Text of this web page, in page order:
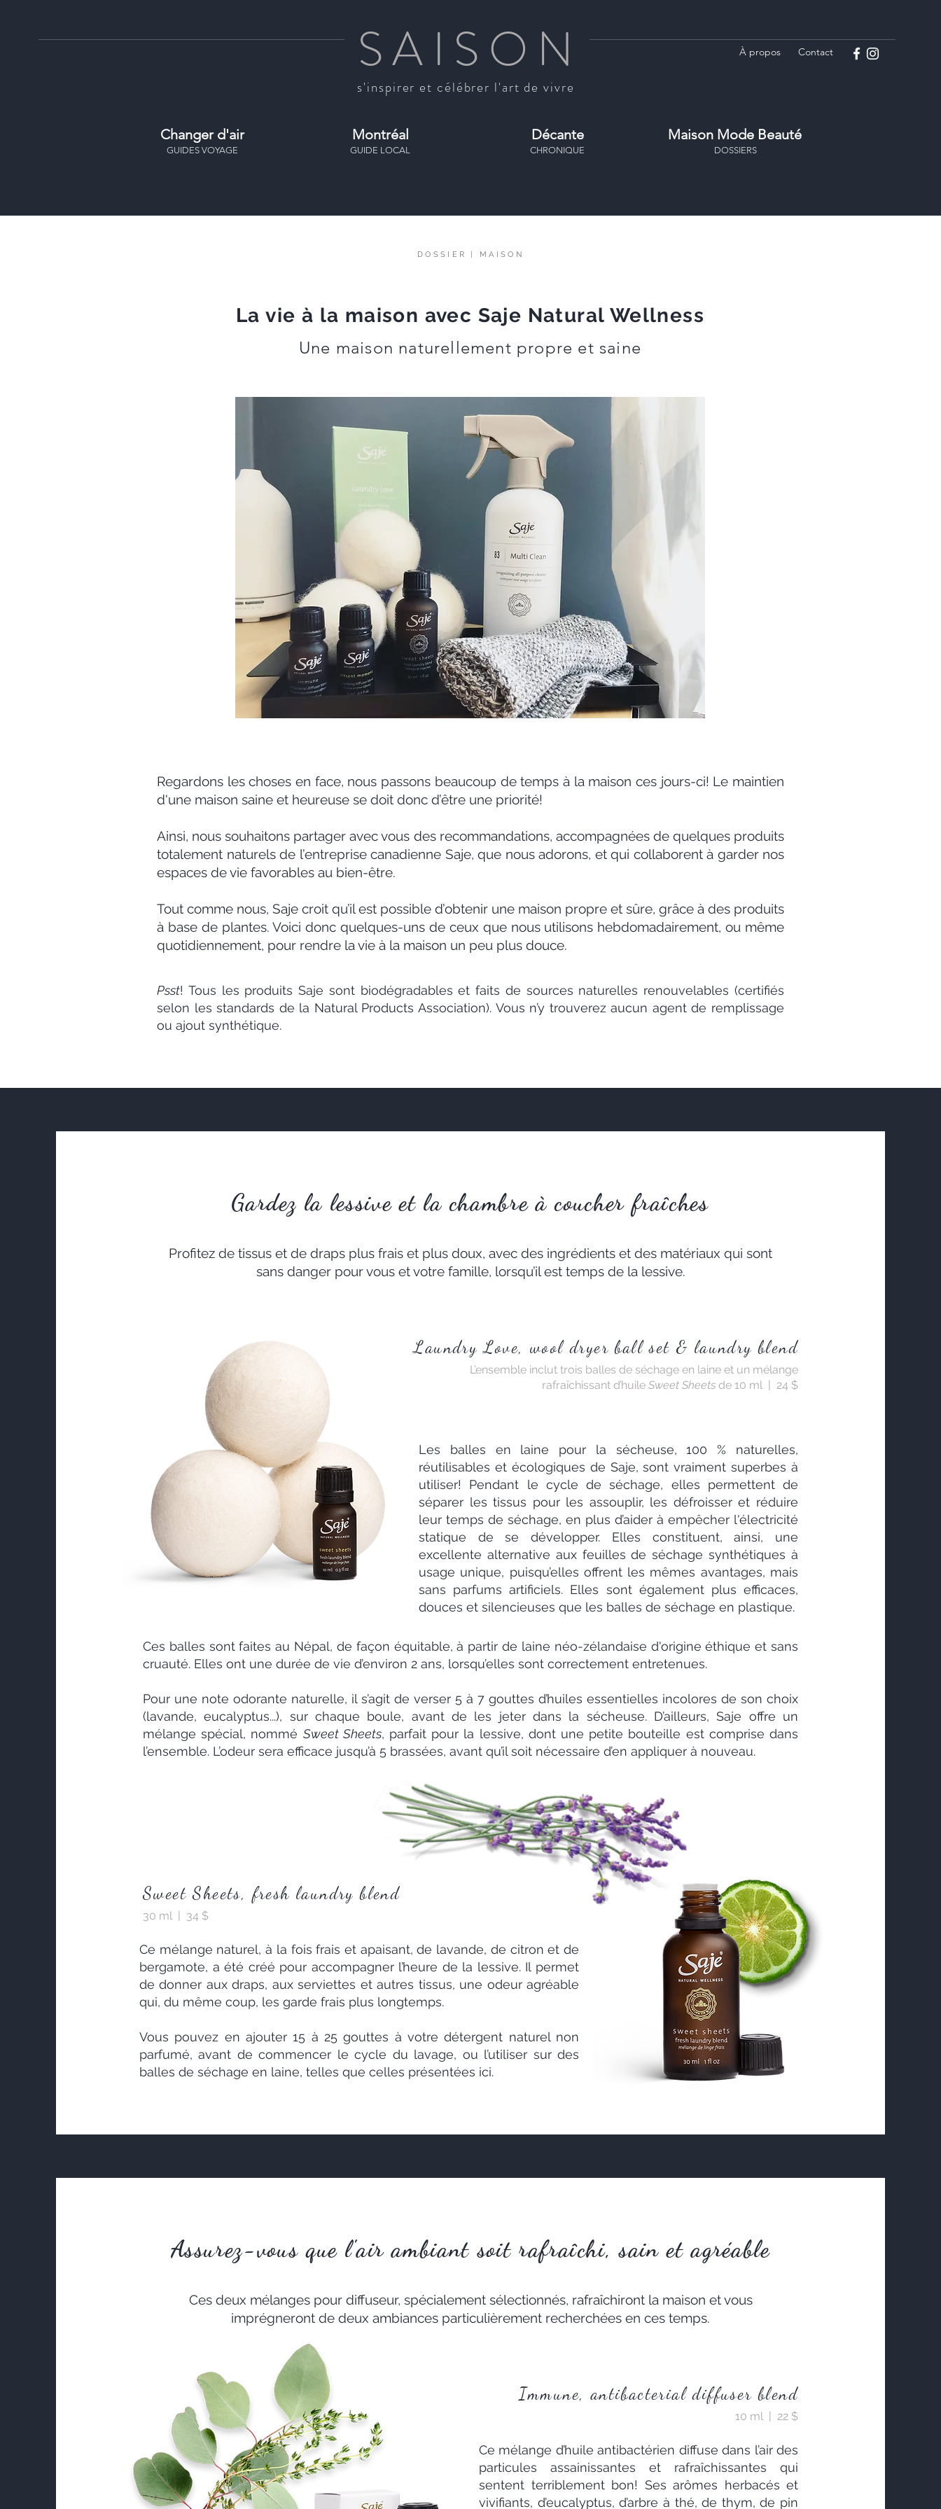
SAISO N
s'inspirer et célébrer l'art de vivre
À propos Contact
Changer d'air Montréal Décante Maison Mode Beauté
DOSSIERS
CHRONIQUE
GUIDE LOCAL
GUIDES VOYAGE
DOSSIER | MAISON
La vie à la maison avec Saje Natural Wellness
Une maison naturellement propre et saine
Regardons les choses en face, nous passons beaucoup de temps à la maison ces jours-ci! Le maintien
d'une maison saine et heureuse se doit donc d’être une priorité!
Ainsi, nous souhaitons partager avec vous des recommandations, accompagnées de quelques produits
totalement naturels de l’entreprise canadienne Saje, que nous adorons, et qui collaborent à garder nos
espaces de vie favorables au bien-être.
Tout comme nous, Saje croit qu’il est possible d’obtenir une maison propre et sûre, grâce à des produits
à base de plantes. Voici donc quelques-uns de ceux que nous utilisons hebdomadairement, ou même
quotidiennement, pour rendre la vie à la maison un peu plus douce.
Psst! Tous les produits Saje sont biodégradables et faits de sources naturelles renouvelables (certifiés
selon les standards de la Natural Products Association). Vous n’y trouverez aucun agent de remplissage
ou ajout synthétique.
Gardez la lessive et la chambre à coucher fraîches
Profitez de tissus et de draps plus frais et plus doux, avec des ingrédients et des matériaux qui sont
sans danger pour vous et votre famille, lorsqu’il est temps de la lessive.
Laundry Love, wool dryer ball set & laundry blend
L’ensemble inclut trois balles de séchage en laine et un mélange
rafraîchissant d’huile Sweet Sheets de 10 ml | 24 $
Les balles en laine pour la sécheuse, 100 % naturelles,
réutilisables et écologiques de Saje, sont vraiment superbes à
utiliser! Pendant le cycle de séchage, elles permettent de
séparer les tissus pour les assouplir, les défroisser et réduire
leur temps de séchage, en plus d’aider à empêcher l'électricité
statique de se développer. Elles constituent, ainsi, une
excellente alternative aux feuilles de séchage synthétiques à
usage unique, puisqu’elles offrent les mêmes avantages, mais
sans parfums artificiels. Elles sont également plus efficaces,
douces et silencieuses que les balles de séchage en plastique.
Ces balles sont faites au Népal, de façon équitable, à partir de laine néo-zélandaise d'origine éthique et sans
cruauté. Elles ont une durée de vie d’environ 2 ans, lorsqu’elles sont correctement entretenues.
Pour une note odorante naturelle, il s’agit de verser 5 à 7 gouttes d’huiles essentielles incolores de son choix
(lavande, eucalyptus...), sur chaque boule, avant de les jeter dans la sécheuse. D’ailleurs, Saje offre un
mélange spécial, nommé Sweet Sheets, parfait pour la lessive, dont une petite bouteille est comprise dans
l’ensemble. L’odeur sera efficace jusqu’à 5 brassées, avant qu’il soit nécessaire d’en appliquer à nouveau.
Sweet Sheets, fresh laundry blend
30 ml | 34 $
Ce mélange naturel, à la fois frais et apaisant, de lavande, de citron et de
bergamote, a été créé pour accompagner l’heure de la lessive. Il permet
de donner aux draps, aux serviettes et autres tissus, une odeur agréable
qui, du même coup, les garde frais plus longtemps.
Vous pouvez en ajouter 15 à 25 gouttes à votre détergent naturel non
parfumé, avant de commencer le cycle du lavage, ou l’utiliser sur des
balles de séchage en laine, telles que celles présentées ici.
Assurez-vous que l'air ambiant soit rafraîchi, sain et agréable
Ces deux mélanges pour diffuseur, spécialement sélectionnés, rafraîchiront la maison et vous
imprégneront de deux ambiances particulièrement recherchées en ces temps.
Immune, antibacterial diffuser blend
10 ml | 22 $
Ce mélange d’huile antibactérien diffuse dans l’air des
particules assainissantes et rafraîchissantes qui
sentent terriblement bon! Ses arômes herbacés et
vivifiants, d’eucalyptus, d’arbre à thé, de thym, de pin